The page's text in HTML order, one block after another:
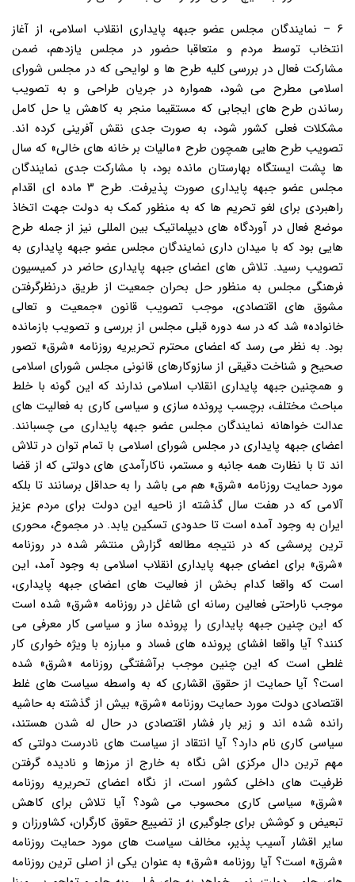
۶ – نمایندگان مجلس عضو جبهه پایداری انقلاب اسلامی، از آغاز
انتخاب توسط مردم و متعاقبا حضور در مجلس یازدهم، ضمن
مشارکت فعال در بررسی کلیه طرح ها و لوایحی که در مجلس شورای
اسلامی مطرح می شود، همواره در جریان طراحی و به تصویب
رساندن طرح های ایجابی که مستقیما منجر به کاهش یا حل کامل
مشکلات فعلی کشور شود، به صورت جدی نقش آفرینی کرده اند.
تصویب طرح هایی همچون طرح «مالیات بر خانه های خالی» که سال
ها پشت ایستگاه بهارستان مانده بود، با مشارکت جدی نمایندگان
مجلس عضو جبهه پایداری صورت پذیرفت. طرح ۳ ماده ای اقدام
راهبردی برای لغو تحریم ها که به منظور کمک به دولت جهت اتخاذ
موضع فعال در آوردگاه های دیپلماتیک بین المللی نیز از جمله طرح
هایی بود که با میدان داری نمایندگان مجلس عضو جبهه پایداری به
تصویب رسید. تلاش های اعضای جبهه پایداری حاضر در کمیسیون
فرهنگی مجلس به منظور حل بحران جمعیت از طریق درنظرگرفتن
مشوق های اقتصادی، موجب تصویب قانون «جمعیت و تعالی
خانواده» شد که در سه دوره قبلی مجلس از بررسی و تصویب بازمانده
بود. به نظر می رسد که اعضای محترم تحریریه روزنامه «شرق» تصور
صحیح و شناخت دقیقی از سازوکارهای قانونی مجلس شورای اسلامی
و همچنین جبهه پایداری انقلاب اسلامی ندارند که این گونه با خلط
مباحث مختلف، برچسب پرونده سازی و سیاسی کاری به فعالیت های
عدالت خواهانه نمایندگان مجلس عضو جبهه پایداری می چسبانند.
اعضای جبهه پایداری در مجلس شورای اسلامی با تمام توان در تلاش
اند تا با نظارت همه جانبه و مستمر، ناکارآمدی های دولتی که از قضا
مورد حمایت روزنامه «شرق» هم می باشد را به حداقل برسانند تا بلکه
آلامی که در هفت سال گذشته از ناحیه این دولت برای مردم عزیز
ایران به وجود آمده است تا حدودی تسکین یابد. در مجموع، محوری
ترین پرسشی که در نتیجه مطالعه گزارش منتشر شده در روزنامه
«شرق» برای اعضای جبهه پایداری انقلاب اسلامی به وجود آمد، این
است که واقعا کدام بخش از فعالیت های اعضای جبهه پایداری،
موجب ناراحتی فعالین رسانه ای شاغل در روزنامه «شرق» شده است
که این چنین جبهه پایداری را پرونده ساز و سیاسی کار معرفی می
کنند؟ آیا واقعا افشای پرونده های فساد و مبارزه با ویژه خواری کار
غلطی است که این چنین موجب برآشفتگی روزنامه «شرق» شده
است؟ آیا حمایت از حقوق اقشاری که به واسطه سیاست های غلط
اقتصادی دولت مورد حمایت روزنامه «شرق» بیش از گذشته به حاشیه
رانده شده اند و زیر بار فشار اقتصادی در حال له شدن هستند،
سیاسی کاری نام دارد؟ آیا انتقاد از سیاست های نادرست دولتی که
مهم ترین دال مرکزی اش نگاه به خارج از مرزها و نادیده گرفتن
ظرفیت های داخلی کشور است، از نگاه اعضای تحریریه روزنامه
«شرق» سیاسی کاری محسوب می شود؟ آیا تلاش برای کاهش
تبعیض و کوشش برای جلوگیری از تضییع حقوق کارگران، کشاورزان و
سایر اقشار آسیب پذیر، مخالف سیاست های مورد حمایت روزنامه
«شرق» است؟ آیا روزنامه «شرق» به عنوان یکی از اصلی ترین روزنامه